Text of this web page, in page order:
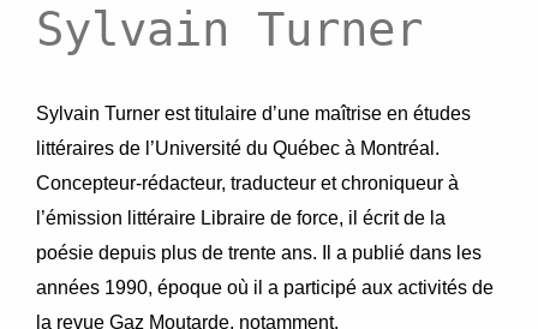
Sylvain Turner
Sylvain Turner est titulaire d’une maîtrise en études
littéraires de l’Université du Québec à Montréal.
Concepteur-rédacteur, traducteur et chroniqueur à
l’émission littéraire Libraire de force, il écrit de la
poésiedepuis plus de trente ans. Il a publié dans les
années 1990, époque où il a participé aux activités de
la revue Gaz Moutarde, notamment.